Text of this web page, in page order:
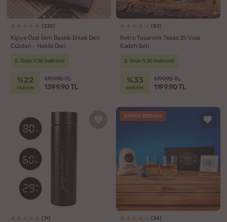
(330)
Kişiye Özel İsim Baskılı Erkek Deri
Cüzdan - Hakiki Deri
2. Ürün %30 İndirimli
%22
indirim
1799.90 TL
1399.90 TL
(82)
Retro Tasarımlı Texas 2li Viski
Kadeh Seti
2. Ürün %30 İndirimli
%33
indirim
1799.90 TL
1199.90 TL
(71)
KARGO BEDAVA
(34)